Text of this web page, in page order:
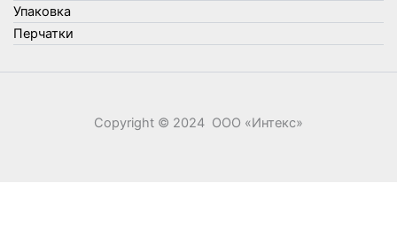
Элементы питания
Упаковка
Перчатки
Copyright © 2024 ООО «‎Интекс»‎